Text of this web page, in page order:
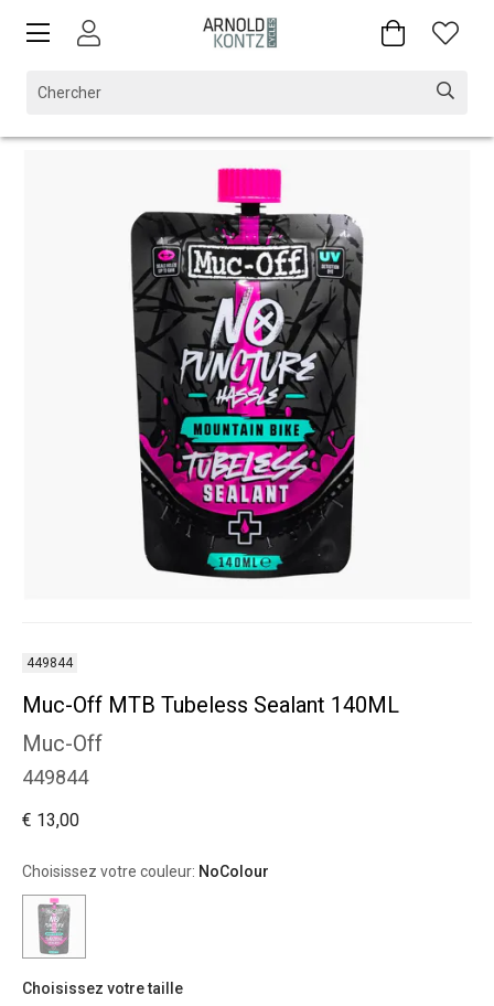
449844
Muc-Off MTB Tubeless Sealant 140ML
Muc-Off
449844
€ 13,00
Choisissez votre couleur: NoColour
Choisissez votre taille